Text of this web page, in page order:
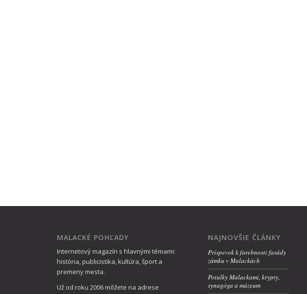
MALACKÉ POHĽADY
Internetový magazín s hlavnými témami:
história, publicistika, kultúra, šport a
premeny mesta.
Už od roku 2006 môžete na adrese
NAJNOVŠIE ČLÁNKY
Príspevok k farebnosti fasády
zámku v Malackách
Potulky Malackami, krypty,
synagóga a múzeum